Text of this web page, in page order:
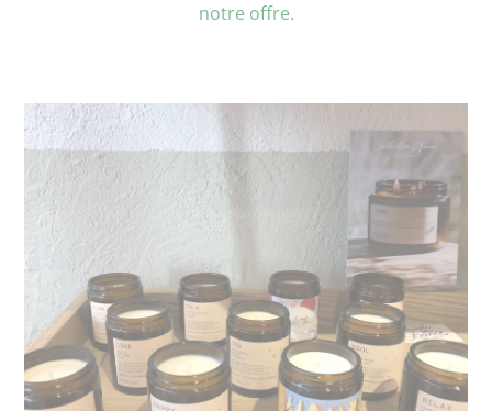
notre offre.
FARIBOLES
Cire 100% végétale de soja et de coco,
garanties sans OGM ni pesticides. Mèche
pur coton. Différents parfums